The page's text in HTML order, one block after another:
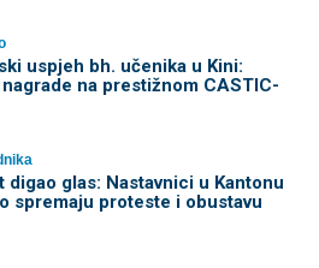
uspjeh bh. učenika u Kini:
na prestižnom CASTIC-
digao glas: Nastavnici u Kantonu
spremaju proteste i obustavu